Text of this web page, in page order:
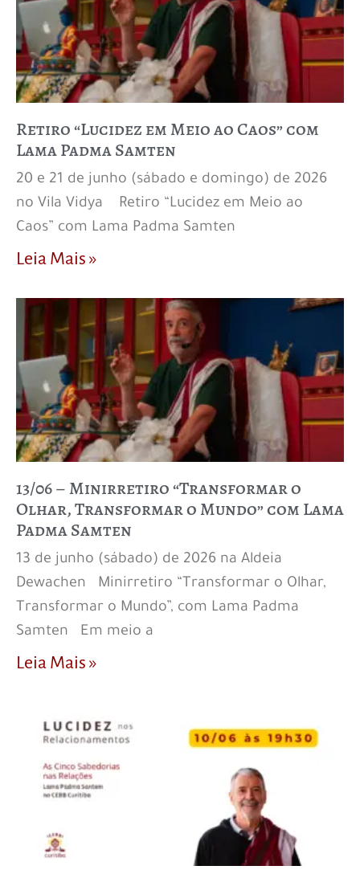
Retiro “Lucidez em Meio ao Caos” com
Lama Padma Samten
20 e 21 de junho (sábado e domingo) de 2026
no Vila Vidya Retiro “Lucidez em Meio ao
Caos” com Lama Padma Samten
Leia Mais »
13/06 – Minirretiro “Transformar o
Olhar, Transformar o Mundo” com Lama
Padma Samten
13 de junho (sábado) de 2026 na Aldeia
Dewachen Minirretiro “Transformar o Olhar,
Transformar o Mundo”, com Lama Padma
Samten Em meio a
Leia Mais »